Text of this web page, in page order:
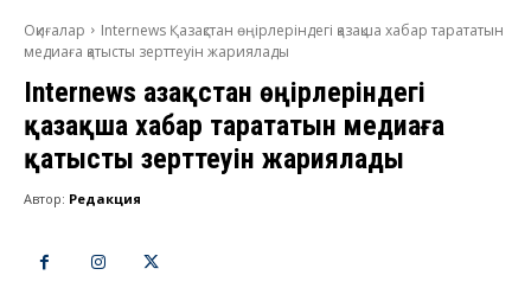
Оқиғалар
Internews Қазақстан өңірлеріндегі қазақша хабар тарататын
медиаға қатысты зерттеуін жариялады
Internews Қазақстан өңірлеріндегі
қазақша хабар тарататын медиаға
қатысты зерттеуін жариялады
Автор: Редакция